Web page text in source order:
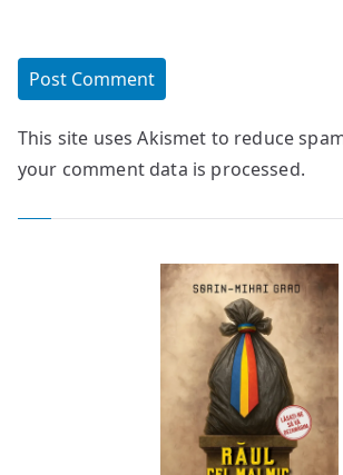
This site uses Akismet to reduce
your comment data is processed.